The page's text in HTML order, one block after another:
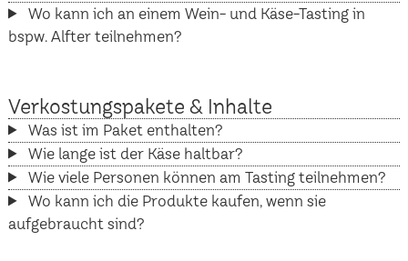
Wo kann ich an einem Wein- und Käse-Tasting in
bspw. Alfter teilnehmen?
Verkostungspakete & Inhalte
Was ist im Paket enthalten?
Wie lange ist der Käse haltbar?
Wie viele Personen können am Tasting teilnehmen?
Wo kann ich die Produkte kaufen, wenn sie
aufgebraucht sind?